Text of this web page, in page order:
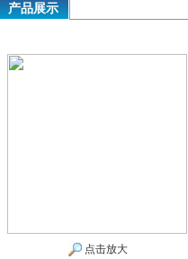
产品展示
点击放大